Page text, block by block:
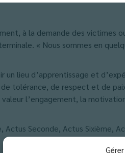
à la demande des victimes
« Nous sommes en
lieu d’apprentissage et
tolérance, de respect et de
l’engagement, la
, Actus Seconde, Actus Sixième,